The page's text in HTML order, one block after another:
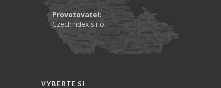
Provozovatel:
CzechIndex s.r.o.
VYBERTE SI